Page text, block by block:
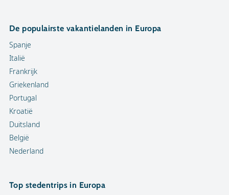
De populairste vakantielanden in Europa
Spanje
Italië
Frankrijk
Griekenland
Portugal
Kroatië
Duitsland
België
Nederland
Top stedentrips in Europa